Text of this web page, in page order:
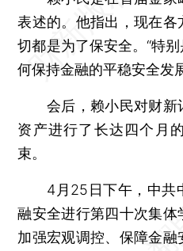
表述的。他指出，现在
切都是为了保安全。“特
何保持金融的平稳安全发
会后，赖小民对财新
资产进行了长达四个月
束。
4月25日下午，中共
融安全进行第四十次集
加强宏观调控、保障金融